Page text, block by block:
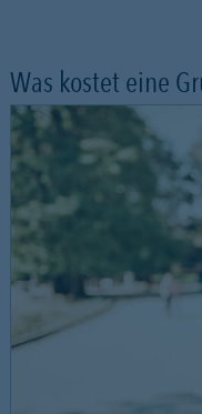
Was kostet eine